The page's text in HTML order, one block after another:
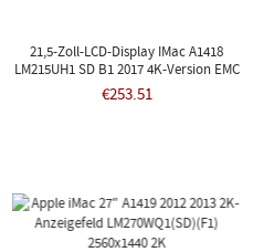
21,5-Zoll-LCD-Display IMac A1418
LM215UH1 SD B1 2017 4K-Version EMC
3069
€253.51